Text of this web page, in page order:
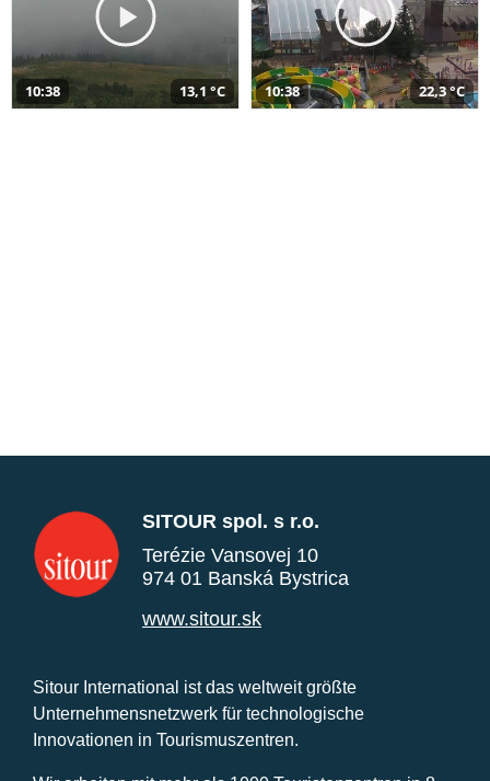
10:38 13,1 °C 10:38 22,3 °C
SITOUR spol. s r.o.
Terézie Vansovej 10
974 01 Banská Bystrica
www.sitour.sk
Sitour International ist das weltweit größte
Unternehmensnetzwerk für technologische
Innovationen in Tourismuszentren.